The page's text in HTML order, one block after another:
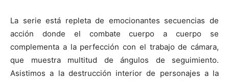
La serie está repleta de emocionantes secuencias de
acción donde el combate cuerpo a cuerpo se
complementa a la perfección con el trabajo de cámara,
que muestra multitud de ángulos de seguimiento.
Asistimos a la destrucción interior de personajes a la